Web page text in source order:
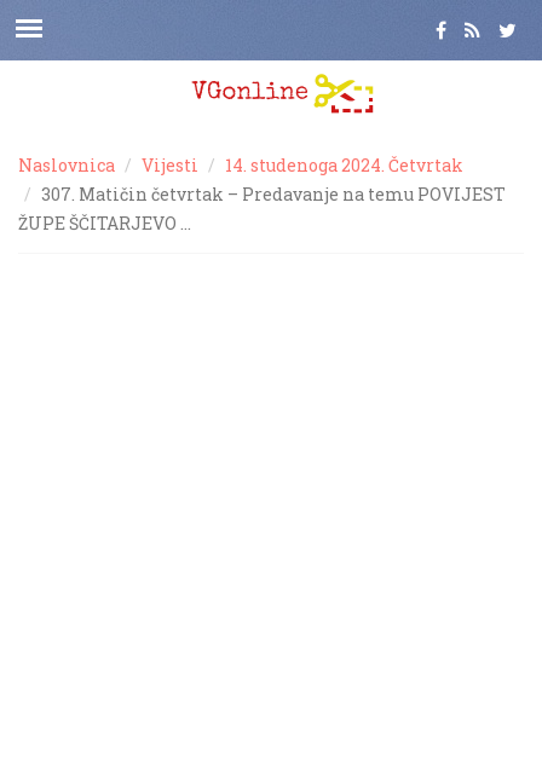
Naslovnica Vijesti
14. studenoga 2024. Četvrtak
307. Matičin četvrtak – Predavanje na temu POVIJEST
ŽUPE ŠČITARJEVO …